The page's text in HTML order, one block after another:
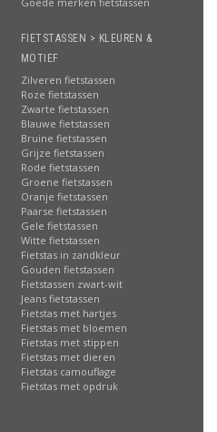
FIETSTASSEN > KLEUREN &
MOTIEF
Zilveren fietstassen
Roze fietstassen
Zwarte fietstassen
Blauwe fietstassen
Bruine fietstassen
Grijze fietstassen
Rode fietstassen
Groene fietstassen
Oranje fietstassen
Paarse fietstassen
Gele fietstassen
Witte fietstassen
Fietstas in zandkleur
Gouden fietstassen
Fietstassen zwart-wit
Jeans fietstassen
Fietstas met hartjes
Fietstas met bloemen
Fietstas met stippen
Fietstas met dieren
Fietstas camouflage
Fietstas met opdruk